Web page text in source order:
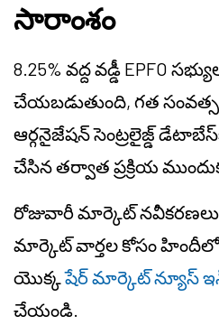
సారాంశం
8.25% వద్ద వడ్డీ EPFO
చేయబడుతుంది, గత
ఆర్గనైజేషన్ సెంట్రలైజ్డ్
చేసిన తర్వాత ప్రక్రియ
రోజువారీ మార్కెట్ నవీకరణలు
మార్కెట్ వార్తల కోసం
యొక్కషేర్ మార్కెట్ న్యూస్
చేయండి.